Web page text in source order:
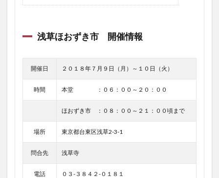
浅草ほおずき市 開催情報
開催日 ２０１８年７月９日（月）～１０日（火）
時間 本堂 ：０６：００～２０：００
ほおずき市 ：０８：００～２１：００頃まで
場所 東京都台東区浅草2-3-1
問合先 浅草寺
電話 ０３-３８４２-０１８１